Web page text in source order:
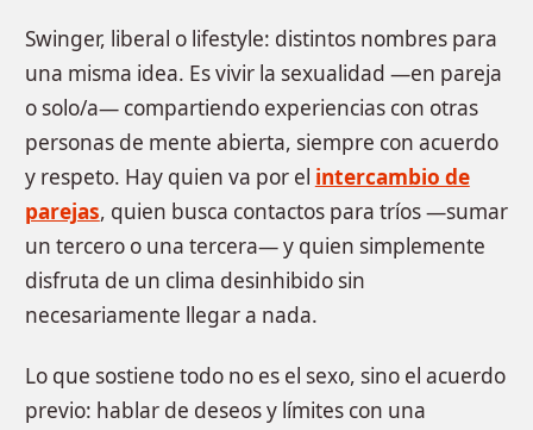
Swinger, liberal o lifestyle: distintos nombres para
una misma idea. Es vivir la sexualidad —en pareja
o solo/a— compartiendo experiencias con otras
personas de mente abierta, siempre con acuerdo
y respeto. Hay quien va por el intercambio de
parejas, quien busca contactos para tríos —sumar
un tercero o una tercera— y quien simplemente
disfruta de un clima desinhibido sin
necesariamente llegar a nada.
Lo que sostiene todo no es el sexo, sino el acuerdo
previo: hablar de deseos y límites con una